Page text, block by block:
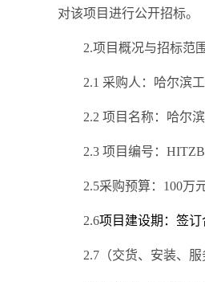
对该项目进行公开招标。
2.项目概况与招标范围
2.1 采购人：哈尔滨工
2.2 项目名称：哈尔
2.3 项目编号：
2.5采购预算： 100万
2.6项目建设期：签订
2.7（交货、安装、 服